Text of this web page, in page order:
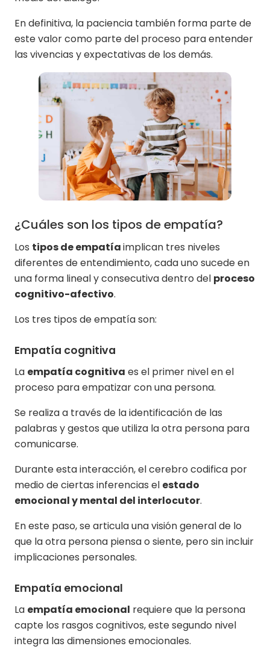
En definitiva, la paciencia también forma parte de
este valor como parte del proceso para entender
las vivencias y expectativas de los demás.
¿Cuáles son los tipos de empatía?
Los tipos de empatíaimplican tres niveles
diferentes de entendimiento, cada uno sucede en
una forma lineal y consecutiva dentro del proceso
cognitivo-afectivo.
Los tres tipos de empatía son:
Empatía cognitiva
La empatía cognitiva es el primer nivel en el
proceso para empatizar con una persona.
Se realiza a través de la identificación de las
palabras y gestos que utiliza la otra persona para
comunicarse.
Durante esta interacción, el cerebro codifica por
medio de ciertas inferencias el estado
emocional y mental del interlocutor.
En este paso, se articula una visión general de lo
que la otra persona piensa o siente, pero sin incluir
implicaciones personales.
Empatía emocional
La empatía emocional requiere que la persona
capte los rasgos cognitivos, este segundo nivel
integra las dimensiones emocionales.